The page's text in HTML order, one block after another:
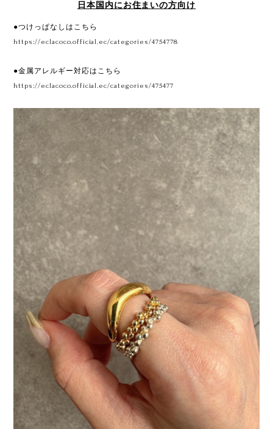
日本国内にお住まいの方向け
●つけっぱなしはこちら
https://eclacoco.official.ec/categories/4754778
●金属アレルギー対応はこちら
https://eclacoco.official.ec/categories/475477